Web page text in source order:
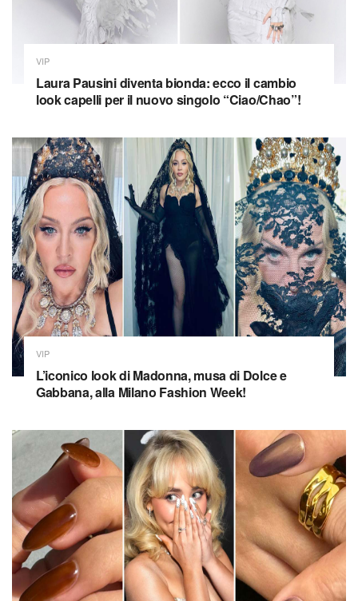
VIP
Laura Pausini diventa bionda: ecco il cambio
look capelli per il nuovo singolo “Ciao/Chao”!
VIP
L’iconico look di Madonna, musa di Dolce e
Gabbana, alla Milano Fashion Week!